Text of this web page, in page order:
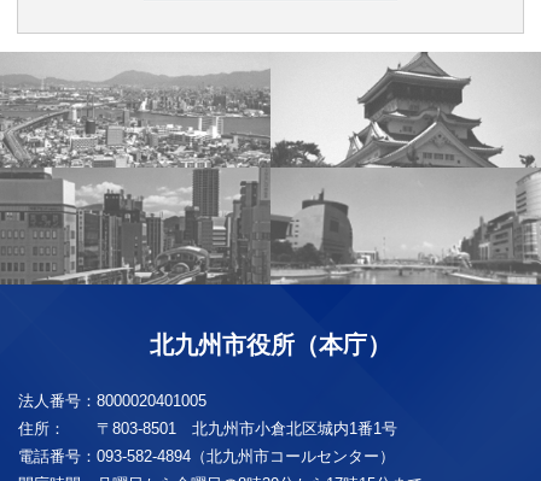
北九州市役所（本庁）
法人番号： 8000020401005
住所：
〒803-8501 北九州市小倉北区城内1番1号
電話番号： 093-582-4894（北九州市コールセンター）